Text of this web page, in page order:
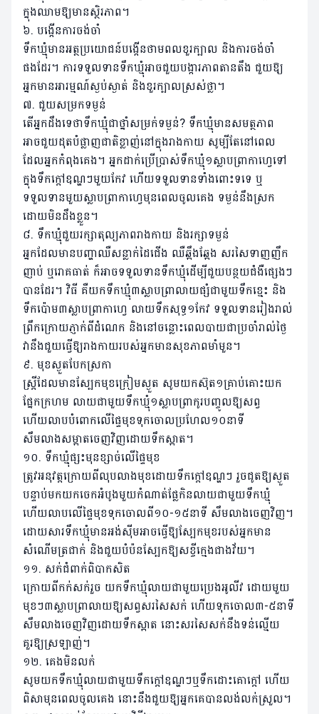
ក្នុងឈាមឱ្យមានស្ថិរភាព។
៦. បង្កើនការចង់ចាំ
ទឹកឃ្មុំមានអត្ថប្រយោជន៍បង្កើនថាមពលខួរក្បាល និងការចង់ចាំ
ផងដែរ។ ការទទួលទានទឹកឃ្មុំអាចជួយបង្ការភាពតានតឹង ជួយឱ្យ
អ្នកមានអារម្មណ៍ស្ងប់ស្ងាត់ និងខួរក្បាលស្រស់ថ្លា។
៧. ជួយសម្រកទម្ងន់
តើអ្នកដឹងទេថាទឹកឃ្មុំជាថ្នាំសម្រក់ទម្ងន់? ទឹកឃ្មុំមានសមត្ថភាព
អាចជួយដុតបំផ្លាញជាតិខ្លាញ់នៅក្នុងរាងកាយ សូម្បីតែនៅពេល
ដែលអ្នកកំពុងគេង។ អ្នកដាក់ប្រើប្រាស់ទឹកឃ្មុំ១ស្លាបព្រាកាហ្វេទៅ
ក្នុងទឹកក្តៅឧណ្ហៗមួយកែវ ហើយទទួលទានទាំងពោះទទេ ឬ
ទទួលទានមួយស្លាបព្រាកាហ្វេមុនពេលចូលគេង ទម្ងន់នឹងស្រក
ដោយមិនដឹងខ្លួន។
៨. ទឹកឃ្មុំជួយរក្សាតុល្យភាពរាងកាយ និងរក្សាទម្ងន់
អ្នកដែលមានបញ្ហាឈឺសន្លាក់ដៃជើង ឈឺឆ្អឹងឆ្អែង សរសៃទាញញឹក
ញាប់ ឬរោគធាត់ ក៏អាចទទួលទានទឹកឃ្មុំដើម្បីជួយបន្ថយជំងឺផ្សេងៗ
បានដែរ។ វិធី គឺយកទឹកឃ្មុំ៣ស្លាបព្រាលាយផ្សំជាមួយទឹកខ្មេះ និង
ទឹកប៉ោម៣ស្លាបព្រាកាហ្វេ លាយទឹកសុទ្ធ១កែវ ទទួលទានរៀងរាល់
ព្រឹកក្រោយភ្ញាក់ពីដំណេក និងនៅចន្លោះពេលបាយជាប្រចាំរាល់ថ្ងៃ
វានឹងជួយធ្វើឱ្យរាងកាយរបស់អ្នកមានសុខភាពមាំមួន។
៩. មុខស្ងួតបែកស្រកា
ស្ត្រីដែលមានស្បែកមុខក្រៀមស្ងួត សូមយកស៊ុត១គ្រាប់គោះយក
ផ្នែកក្រហម លាយជាមួយទឹកឃ្មុំ១ស្លាបព្រាកូរបញ្ចូលឱ្យសព្វ
ហើយលាបបំពោកលើផ្ទៃមុខទុកចោលប្រហែល១០នាទី
សឹមលាងសម្អាតចេញវិញដោយទឹកស្អាត។
១០. ទឹកឃ្មុំផ្សះមុនខ្សាច់លើផ្ទៃមុខ
ត្រូវអនុវត្តក្រោយពីលុបលាងមុខដោយទឹកក្តៅឧណ្ហៗ រួចជូតឱ្យស្ងួត
បន្ទាប់មកយកចេកអំបូងមួយកំណាត់ផ្លែកិនលាយជាមួយទឹកឃ្មុំ
ហើយលាបលើផ្ទៃមុខទុកចោលពី១០-១៥នាទី សឹមលាងចេញវិញ។
ដោយសារទឹកឃ្មុំមានអង់ស៉ីមអាចធ្វើឱ្យស្បែកមុខរបស់អ្នកមាន
សំណើមត្រជាក់ និងជួយបំប៉នស្បែកឱ្យសខ្ចីក្មេងជាងវ័យ។
១១. សក់ជំពាក់ពិបាកសិត
ក្រោយពីកក់សក់រួច យកទឹកឃ្មុំលាយជាមួយប្រេងអូលីវ ដោយមួយ
មុខៗ៣ស្លាបព្រាលាយឱ្យសព្វសរសៃសក់ ហើយទុកចោល៣-៥នាទី
សឹមលាងចេញវិញដោយទឹកស្អាត នោះសរសៃសក់នឹងទន់ល្មើយ
គួរឱ្យស្រឡាញ់។
១២. គេងមិនលក់
សូមយកទឹកឃ្មុំលាយជាមួយទឹកក្តៅឧណ្ហៗឬទឹកដោះគោក្តៅ ហើយ
ពិសាមុនពេលចូលគេង នោះនឹងជួយឱ្យអ្នកគេបានលង់លក់ស្រួល។